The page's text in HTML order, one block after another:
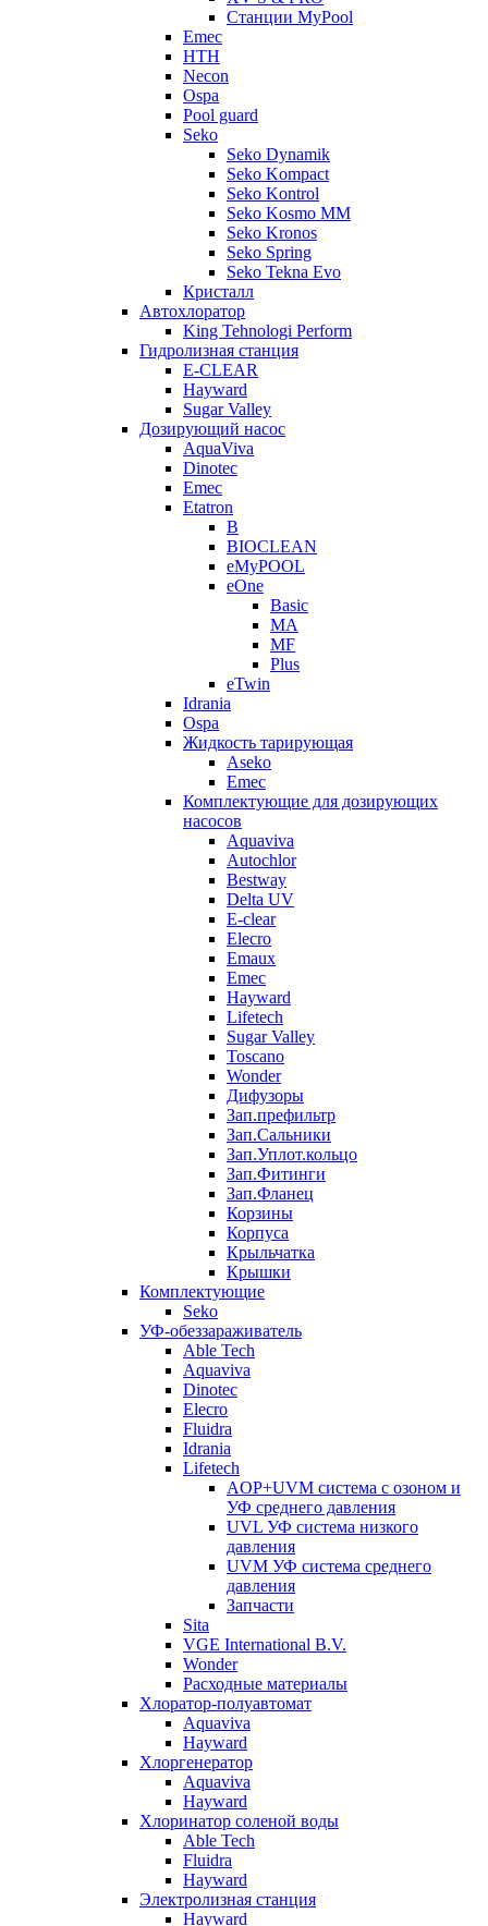
Станции MyPool
Emec
HTH
Necon
Ospa
Pool guard
Seko
Seko Dynamik
Seko Kompact
Seko Kontrol
Seko Kosmo MM
Seko Kronos
Seko Spring
Seko Tekna Evo
Кристалл
Автохлоратор
King Tehnologi Perform
Гидролизная станция
E-CLEAR
Hayward
Sugar Valley
Дозирующий насос
AquaViva
Dinotec
Emec
Etatron
B
BIOCLEAN
eMyPOOL
eOne
Basic
MA
MF
Plus
eTwin
Idrania
Ospa
Жидкость тарирующая
Aseko
Emec
Комплектующие для дозирующих
насосов
Aquaviva
Autochlor
Bestway
Delta UV
E-clear
Elecro
Emaux
Emec
Hayward
Lifetech
Sugar Valley
Toscano
Wonder
Дифузоры
Зап.префильтр
Зап.Сальники
Зап.Уплот.кольцо
Зап.Фитинги
Зап.Фланец
Корзины
Корпуcа
Крыльчатка
Крышки
Комплектующие
Seko
УФ-обеззараживатель
Able Tech
Aquaviva
Dinotec
Elecro
Fluidra
Idrania
Lifetech
AOP+UVM система с озоном и
УФ среднего давления
UVL УФ система низкого
давления
UVM УФ система среднего
давления
Запчасти
Sita
VGE International B.V.
Wonder
Расходные материалы
Хлоратор-полуавтомат
Aquaviva
Hayward
Хлоргенератор
Aquaviva
Hayward
Хлоринатор соленой воды
Able Tech
Fluidra
Hayward
Электролизная станция
Hayward